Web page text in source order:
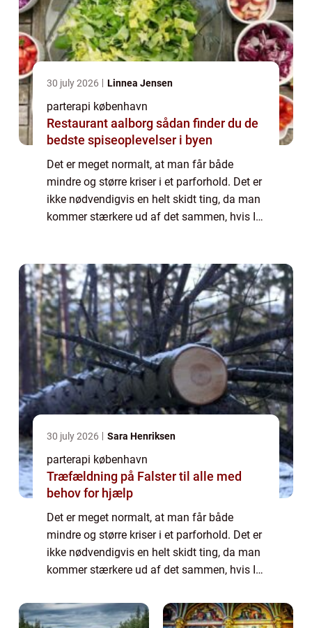
30 july 2026 Linnea Jensen
parterapi københavn
Restaurant aalborg sådan finder du de
bedste spiseoplevelser i byen
Det er meget normalt, at man får både
mindre og større kriser i et parforhold. Det er
ikke nødvendigvis en helt skidt ting, da man
kommer stærkere ud af det sammen, hvis I
el...
30 july 2026 Sara Henriksen
parterapi københavn
Træfældning på Falster til alle med
behov for hjælp
Det er meget normalt, at man får både
mindre og større kriser i et parforhold. Det er
ikke nødvendigvis en helt skidt ting, da man
kommer stærkere ud af det sammen, hvis I
sammen. Det kan være svært at overskue
el...